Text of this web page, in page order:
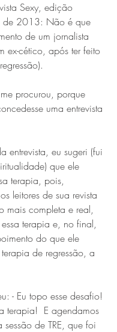
Sexy, edição
2013: Não é que
de um jornalista
ex-cético, após ter feito
procurou, porque
uma entrevista
entrevista, eu sugeri (fui
que ele
terapia, pois,
leitores de sua revista
mais completa e real,
terapia e, no final,
do que ele
de regressão, a
- Eu topo esse desafio!
terapia!  E agendamos
de TRE, que foi